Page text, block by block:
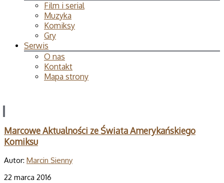
Film i serial
Muzyka
Komiksy
Gry
Serwis
O nas
Kontakt
Mapa strony
Marcowe Aktualności ze Świata Amerykańskiego
Komiksu
Autor: Marcin Sienny
22 marca 2016